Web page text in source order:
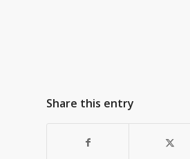
Share this entry